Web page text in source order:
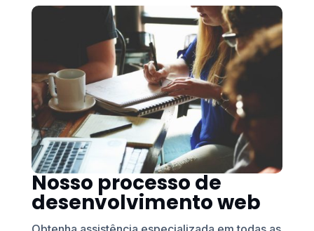
Nosso processo de
desenvolvimento web